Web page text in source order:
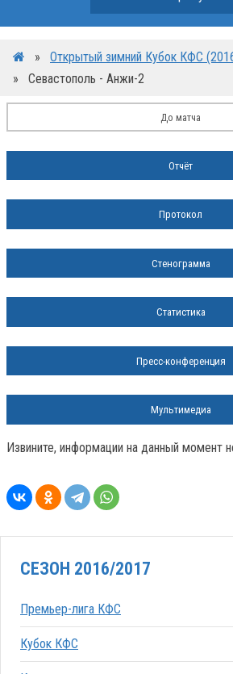
» Открытый зимний Кубок КФС
»
Севастополь - Анжи-2
До матча
Отчёт
Протокол
Стенограмма
Статистика
Пресс-конференция
Мультимедиа
Извините, информации на данный момент
СЕЗОН 2016/2017
Премьер-лига КФС
Кубок КФС